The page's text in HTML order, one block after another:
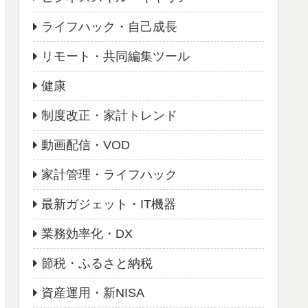
ライフハック・自己成長
リモート・共同編集ツール
健康
制度改正・家計トレンド
動画配信・VOD
家計管理・ライフハック
最新ガジェット・IT機器
業務効率化・DX
節税・ふるさと納税
資産運用・新NISA